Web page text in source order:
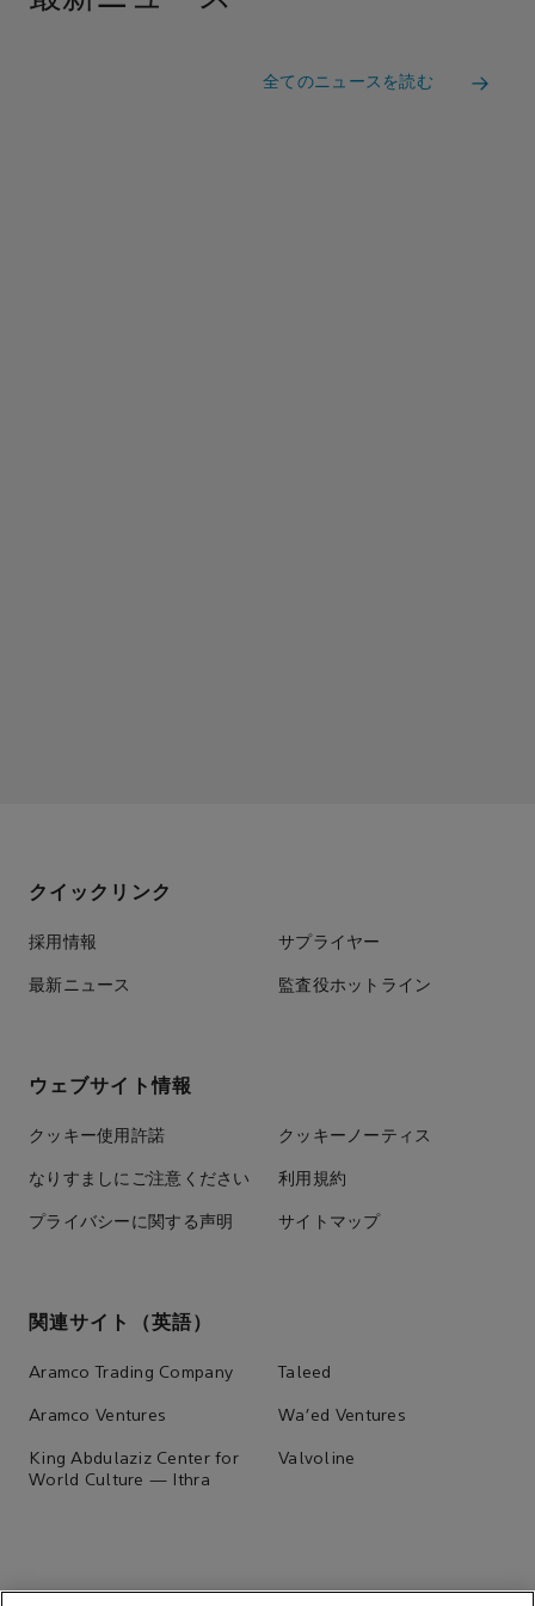
全てのニュースを読む
クイックリンク
採用情報 サプライヤー
最新ニュース 監査役ホットライン
ウェブサイト情報
クッキー使用許諾 クッキーノーティス
なりすましにご注意ください 利用規約
プライバシーに関する声明 サイトマップ
関連サイト（英語）
Aramco Trading Company Taleed
Aramco Ventures Wa'ed Ventures
King Abdulaziz Center for
World Culture — Ithra
Valvoline